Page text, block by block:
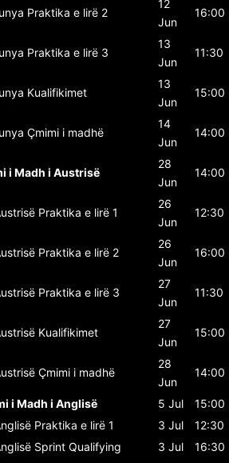
Praktika e lirë 2
12
Jun
16:00
Praktika e lirë 3
13
Jun
11:30
Kualifikimet
13
Jun
15:00
Çmimi i madhë
14
Jun
14:00
i Madh i Austrisë
28
Jun
14:00
Praktika e lirë 1
26
Jun
12:30
Praktika e lirë 2
26
Jun
16:00
Praktika e lirë 3
27
Jun
11:30
Kualifikimet
27
Jun
15:00
Çmimi i madhë
28
Jun
14:00
i Madh i Anglisë 5 Jul
15:00
Praktika e lirë 1 3 Jul
12:30
Sprint Qualifying 3 Jul
16:30